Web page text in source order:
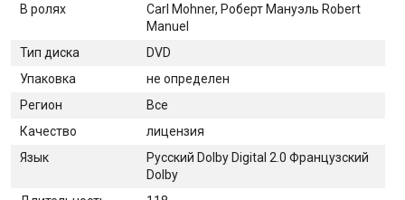
В ролях
Carl Mohner, Роберт Мануэль Robert
Manuel
Тип диска
DVD
Упаковка
не определен
Регион
Все
Качество
лицензия
Язык
Русский Dolby Digital 2.0 Французский
Dolby